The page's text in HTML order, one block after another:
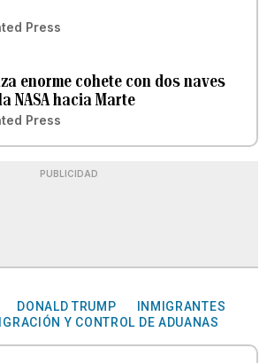
Press
enorme cohete con dos naves
NASA hacia Marte
Press
PUBLICIDAD
DONALD TRUMP
INMIGRANTES
Y CONTROL DE ADUANAS